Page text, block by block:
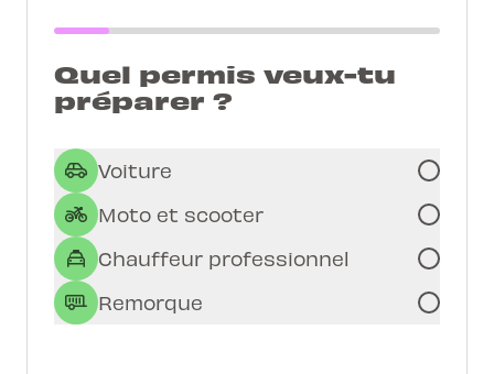
Quel permis veux-tu
préparer ?
Voiture
Moto et scooter
Chauffeur professionnel
Remorque